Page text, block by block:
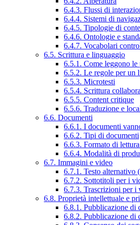
6.4.3. Flussi di
6.4.4. Sistemi di
6.4.5. Tipologie di
6.4.6. Ontologie e
6.4.7. Vocabolari
6.5. Scrittura e linguaggio
6.5.1. Come leggono le
6.5.2. Le regole per un
6.5.3. Microtesti
6.5.4. Scrittura
6.5.5. Content critique
6.5.6. Traduzione e
6.6. Documenti
6.6.1. I documenti
6.6.2. Tipi di documenti
6.6.3. Formato di
6.6.4. Modalità di
6.7. Immagini e video
6.7.1. Testo alternativo
6.7.2. Sottotitoli per i
6.7.3. Trascrizioni per i
6.8. Proprietà intellettuale e
6.8.1. Pubblicazione di
6.8.2. Pubblicazione di